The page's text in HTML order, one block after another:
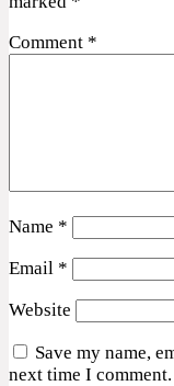
Comment *
Name *
Email *
Website
Save my name,
next time I comment.